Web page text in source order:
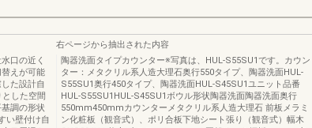
口の近く
えが可能
た設計自
した空間
調の形状
い壁付け自
右ページから抽出された内容
陶器洗面タイプカウンター※写真は、HUL-S55SU1です。カウン
ター：メタクリル系人造大理石奥行550タイプ、陶器洗面HUL-
S55SU1奥行450タイプ、陶器洗面HUL-S45SU1ユニット品番
HUL-S55SU1HUL-S45SU1ボウル形状陶器洗面陶器洗面奥行
550mm450mmカウンターメタクリル系人造大理石 前板メラミ
ン化粧板（観音式）、ポリ合板下地シート張り（観音式）幅木